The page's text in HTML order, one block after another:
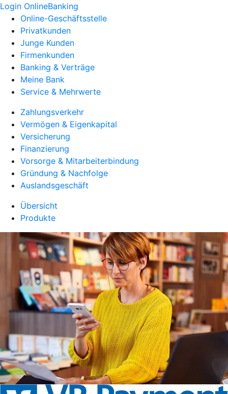
Login OnlineBanking
Online-Geschäftsstelle
Privatkunden
Junge Kunden
Firmenkunden
Banking & Verträge
Meine Bank
Service & Mehrwerte
Zahlungsverkehr
Vermögen & Eigenkapital
Versicherung
Finanzierung
Vorsorge & Mitarbeiterbindung
Gründung & Nachfolge
Auslandsgeschäft
Übersicht
Produkte